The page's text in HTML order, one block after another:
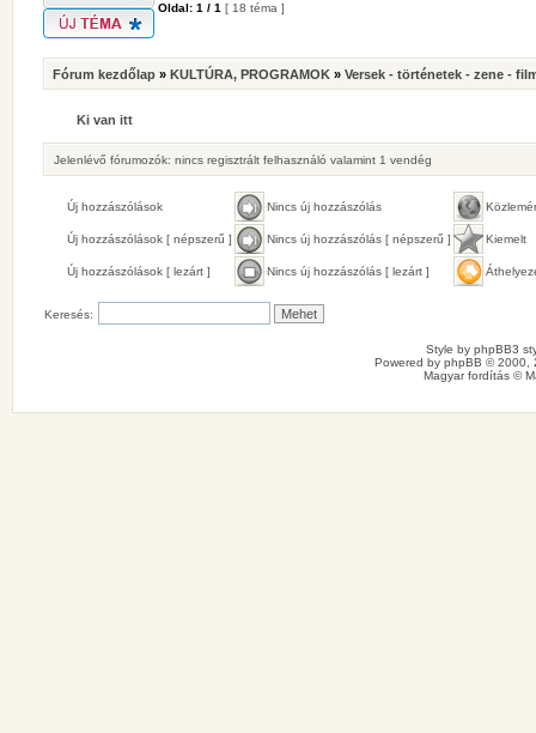
Oldal: 1 / 1 [ 18 téma ]
Fórum kezdőlap » KULTÚRA, PROGRAMOK » Versek - történetek - zene -
Ki van itt
Jelenlévő fórumozók: nincs regisztrált felhasználó valamint 1 vendég
Új hozzászólások Nincs új hozzászólás
Új hozzászólások [ népszerű ] Nincs új hozzászólás [ népszerű ] Kiemelt
Új hozzászólások [ lezárt ] Nincs új hozzászólás [ lezárt ]
Keresés:
Style by phpBB3
Powered by phpBB © 2000,
Magyar fordítás ©